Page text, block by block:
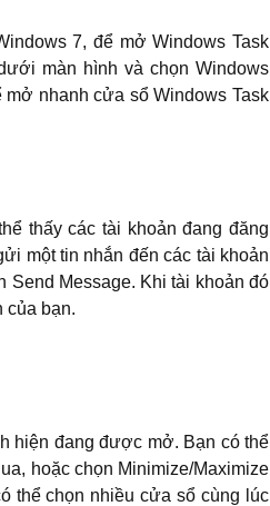
7, để mở Windows Task
màn hình và chọn Windows
mở nhanh cửa sổ Windows Task
thấy các tài khoản đang đăng
một tin nhắn đến các tài khoản
Send Message. Khi tài khoản đó
của bạn.
hiện đang được mở. Bạn có thể
hoặc chọn Minimize/Maximize
thể chọn nhiều cửa sổ cùng lúc